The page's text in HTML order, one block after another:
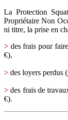
La Protection
Propriétaire Non
ni titre, la prise en
> des frais pour
€),
> des loyers perdus
> des frais de
€).